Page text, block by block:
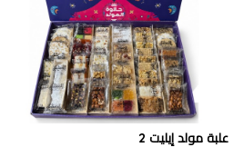
علبة مولد إيليت 2